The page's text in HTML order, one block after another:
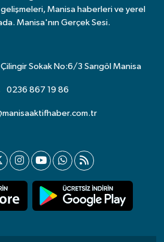
Manisa haberleri ve yerel
Manisa'nın Gerçek Sesi.
Sokak No:6/3 Sarıgöl Manisa
0236 867 19 86